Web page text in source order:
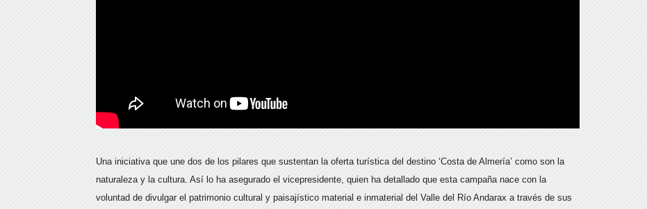
Una iniciativa que une dos de los pilares que sustentan la oferta turística del destino ‘Costa de Almería’ como son la
naturaleza y la cultura. Así lo ha asegurado el vicepresidente, quien ha detallado que esta campaña nace con la
voluntad de divulgar el patrimonio cultural y paisajístico material e inmaterial del Valle del Río Andarax a través de sus